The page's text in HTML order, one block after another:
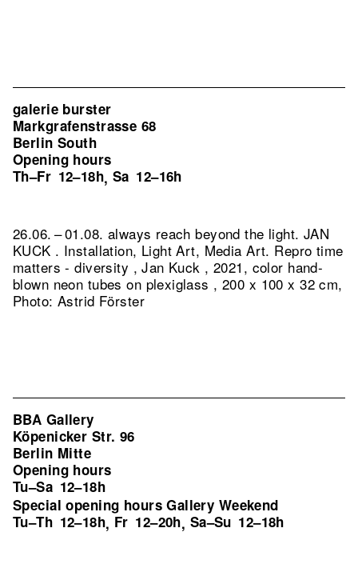
galerie burster
Markgrafenstrasse 68
Berlin South
Opening hours
Th–Fr 12–18h, Sa 12–16h
26.06. – 01.08. always reach beyond the light. JAN
KUCK . Installation, Light Art, Media Art. Repro time
matters - diversity , Jan Kuck , 2021, color hand-
blown neon tubes on plexiglass , 200 x 100 x 32 cm,
Photo: Astrid Förster
BBA Gallery
Köpenicker Str. 96
Berlin Mitte
Opening hours
Tu–Sa 12–18h
Special opening hours Gallery Weekend
Tu–Th 12–18h, Fr 12–20h, Sa–Su 12–18h